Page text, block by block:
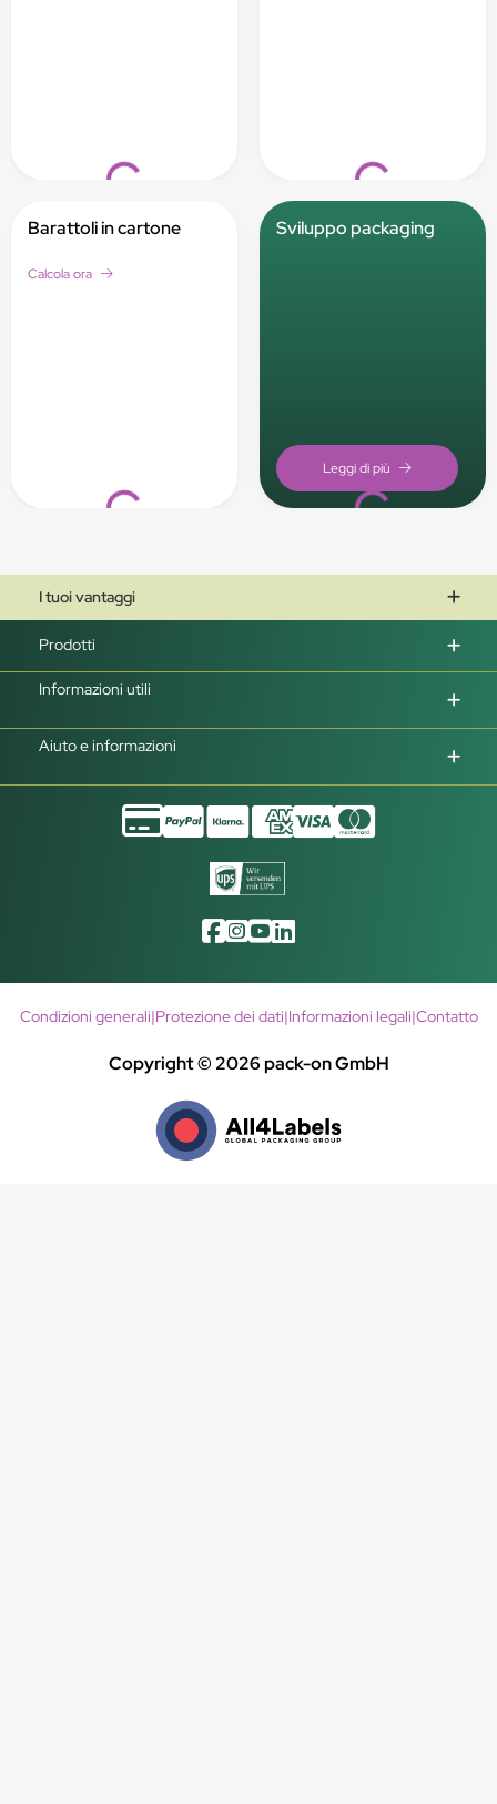
Loading... Loading...
Loading...
Barattoli in cartone
Calcola ora
Loading...
Sviluppo packaging
I tuoi vantaggi
Prodotti
Informazioni utili
Aiuto e informazioni
Copyright © 2026 pack-on GmbH
Condizioni generali|Protezione dei dati|Informazioni legali|Contatto